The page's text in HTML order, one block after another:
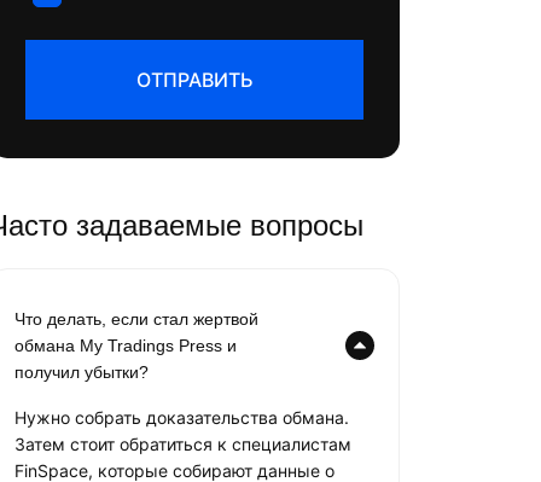
ОТПРАВИТЬ
задаваемые вопросы
Что делать, если стал жертвой
обмана My Tradings Press и
получил убытки?
Нужно собрать доказательства обмана.
Затем стоит обратиться к специалистам
FinSpace, которые собирают данные о